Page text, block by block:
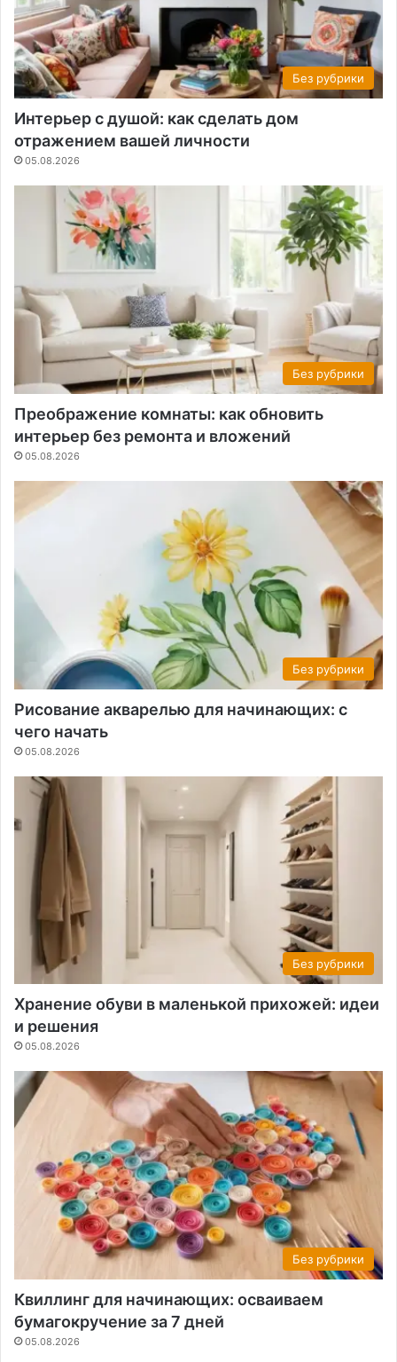
Без рубрики
Интерьер с душой: как сделать дом
отражением вашей личности
05.08.2026
Без рубрики
Преображение комнаты: как обновить
интерьер без ремонта и вложений
05.08.2026
Без рубрики
Рисование акварелью для начинающих: с
чего начать
05.08.2026
Без рубрики
Хранение обуви в маленькой прихожей: идеи
и решения
05.08.2026
Без рубрики
Квиллинг для начинающих: осваиваем
бумагокручение за 7 дней
05.08.2026